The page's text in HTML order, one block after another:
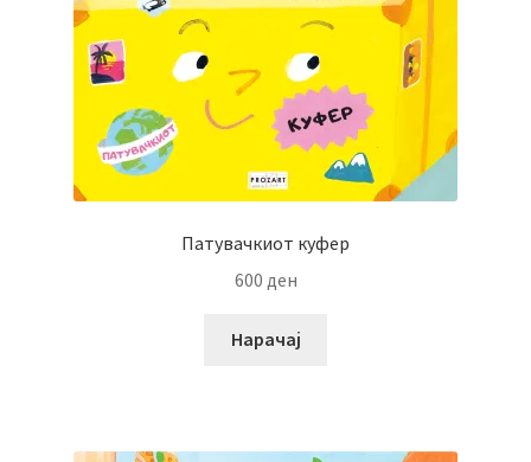
Патувачкиот куфер
600 ден
Нарачај